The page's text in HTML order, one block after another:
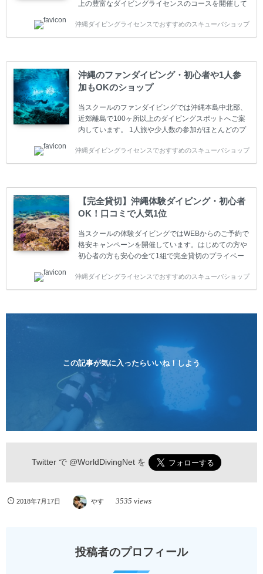
上の豊富なダイビングライセンスのコースを開催して
(TEC)のコースもご用意しています。 当スクールを受
講するお客様は一人参加などの少人数のご参加が最も
は年間を通じてキャンペーンを行っています。 ベーシ
ックダイバー(Cカード) 1日間+eラーニング 最安値キ
ャンペーン ￥22800(税込) ￥16800(税込) 器材 / 送
迎 / 保険 / 全て込み ダイビング...
沖縄ダイビングライセンスでおすすめのスキューバショップ
沖縄のファンダイビング・初心者や1人参
加もOKのショップ
当スクールのファンダイビングでは沖縄本島中北部、
近郊離島で100ヶ所以上のダイビングスポットへご案
内しています。 1人旅や少人数の参加がほとんどのプ
の方も安心して楽しめるようにリフレッシュダイビン
グコースもご用意しています。お1人様も初心者の方
ーター様はファンダイビングの全てのコース費が
10%OFF、フル器材レンタルが50%OFFになります。
沖縄本島周辺ビーチ・ファンダイビング ￥13800(税
込)【 2ビーチ 】 ウエイト / タンク / 送迎...
沖縄ダイビングライセンスでおすすめのスキューバショップ
【完全貸切】沖縄体験ダイビング・初心者
OK！口コミで人気1位
当スクールの体験ダイビングではWEBからのご予約で
格安キャンペーンを開催しています。はじめての方や
初心者の方も安心の全て1組で完全貸切のプライベー
1人様から気軽にご参加ください。 全てのコースで高
画質の記念撮影&水中撮影付きです。初心者の方やダ
気軽に体験できる半日のコース。沖縄本島のビーチか
らのんびりダイビングを楽しめます...
沖縄ダイビングライセンスでおすすめのスキューバショップ
この記事が気に入ったらいいね！しよう
Twitter で @WorldDivingNetを
2018年7月17日 やす 3535 views
投稿者のプロフィール